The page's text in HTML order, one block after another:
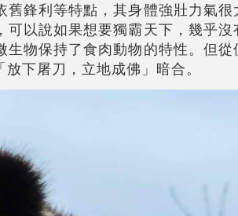
鋒利等特點，其身體強壯力氣很
以說如果想要獨霸天下，幾乎
物保持了食肉動物的特性。但
下屠刀，立地成佛」暗合。